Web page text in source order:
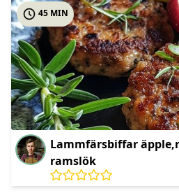
Lammfärsbiffar
ramslök
45 MIN